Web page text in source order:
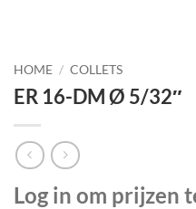
HOME / COLLETS
ER 16-DM Ø 5/32″
Log in om prijzen